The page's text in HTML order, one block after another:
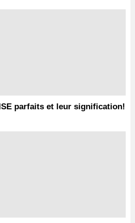
parfaits et leur signification!